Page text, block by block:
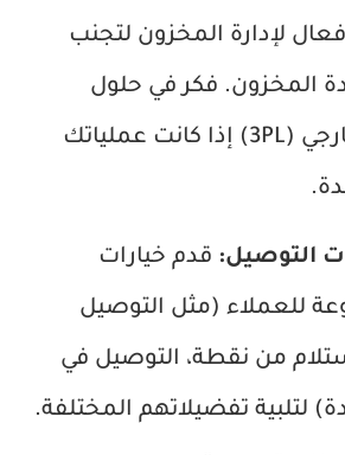
لإدارة المخزون لتجنب
المخزون. فكر في حلول
التخزين الخارجي (3PL) إذا كانت عملياتك
التوصيل: قدم خيارات
للعملاء (مثل التوصيل
من نقطة، التوصيل في
لتلبية تفضيلاتهم المختلفة.